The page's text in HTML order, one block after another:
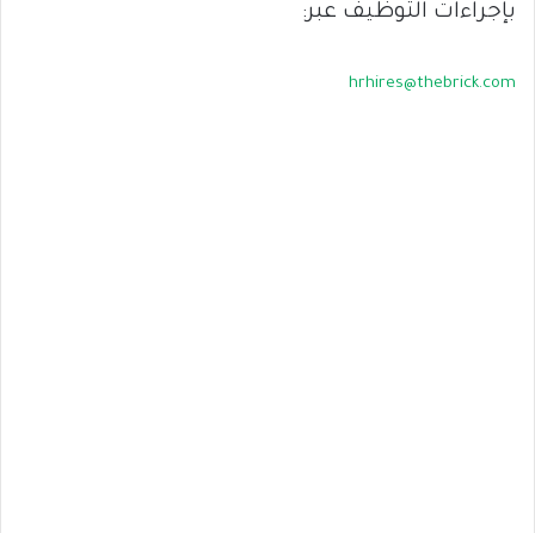
بإجراءات التوظيف عبر:
hrhires@thebrick.com